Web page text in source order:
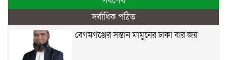
সর্বাধিক পঠিত
বেগমগঞ্জের সন্তান মামুনের ঢাকা বার জয়